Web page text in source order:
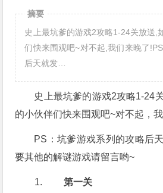
摘要
史上最坑爹的游戏2攻略1-24关放送,
们快来围观吧~对不起,我们来晚了
后天就发…
史上最坑爹的游戏2攻略1-24
的小伙伴们快来围观吧~对不起，我
PS：坑爹游戏系列的攻略后
要其他的解谜游戏请留言哟~
第一关